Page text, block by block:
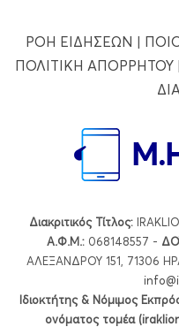
ΡΟΗ ΕΙΔΗΣΕΩΝ |
ΠΟΛΙΤΙΚΗ ΑΠΟΡΡΗΤΟΥ|
Διακριτικός Τίτλος:
Α.Φ.Μ.: 068148557 -
ΑΛΕΞΑΝΔΡΟΥ 151, 71306
Ιδιοκτήτης & Νόμιμος
ονόματος τομέα